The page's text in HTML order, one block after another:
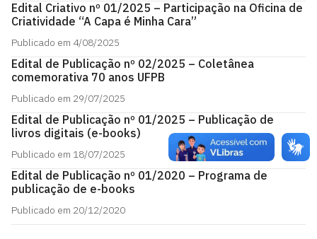
Edital Criativo nº 01/2025 – Participação na Oficina de
Criatividade “A Capa é Minha Cara”
Publicado em 4/08/2025
Edital de Publicação nº 02/2025 – Coletânea
comemorativa 70 anos UFPB
Publicado em 29/07/2025
Edital de Publicação nº 01/2025 – Publicação de
livros digitais (e-books)
Publicado em 18/07/2025
Edital de Publicação nº 01/2020 – Programa de
publicação de e-books
Publicado em 20/12/2020